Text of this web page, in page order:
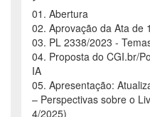
01. Abertura
02. Aprovação da Ata de
03. PL 2338/2023 -
04. Proposta do CGI.br/
IA
05. Apresentação:
– Perspectivas sobre o
4/2025)